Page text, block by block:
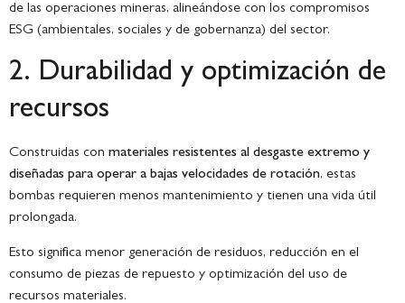
de las operaciones mineras, alineándose con los compromisos
ESG (ambientales, sociales y de gobernanza) del sector.
2. Durabilidad y optimización de
recursos
Construidas con materiales resistentes al desgaste extremo y
diseñadas para operar a bajas velocidades de rotación, estas
bombas requieren menos mantenimiento y tienen una vida útil
prolongada.
Esto significa menor generación de residuos, reducción en el
consumo de piezas de repuesto y optimización del uso de
recursos materiales.